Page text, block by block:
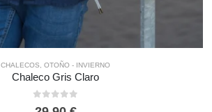
CHALECOS ,OTOÑO - INVIERNO
Chaleco Gris Claro